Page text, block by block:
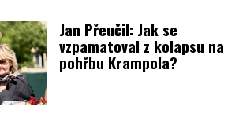
Jan Přeučil: Jak se
vzpamatoval z kolapsu na
pohřbu Krampola?